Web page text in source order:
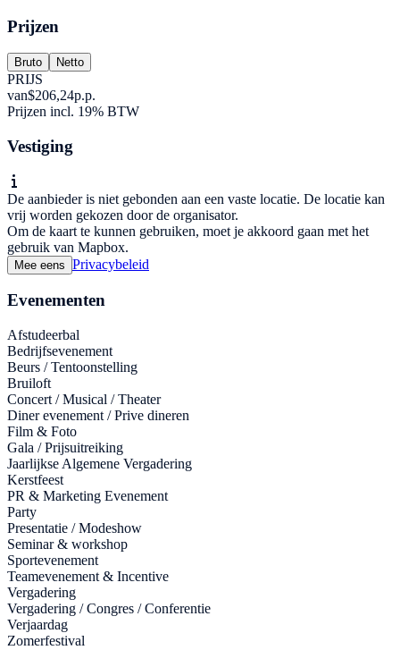
Prijzen
Bruto Netto
PRIJS
van$206,24p.p.
Prijzen incl. 19% BTW
Vestiging
De aanbieder is niet gebonden aan een vaste locatie. De locatie kan
vrij worden gekozen door de organisator.
Om de kaart te kunnen gebruiken, moet je akkoord gaan met het
gebruik van Mapbox.
Mee eens Privacybeleid
Evenementen
Afstudeerbal
Bedrijfsevenement
Beurs / Tentoonstelling
Bruiloft
Concert / Musical / Theater
Diner evenement / Prive dineren
Film & Foto
Gala / Prijsuitreiking
Jaarlijkse Algemene Vergadering
Kerstfeest
PR & Marketing Evenement
Party
Presentatie / Modeshow
Seminar & workshop
Sportevenement
Teamevenement & Incentive
Vergadering
Vergadering / Congres / Conferentie
Verjaardag
Zomerfestival